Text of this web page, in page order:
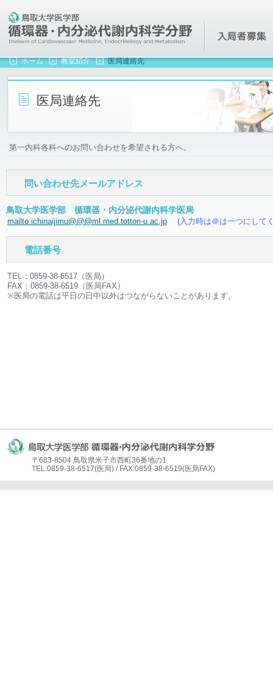
ホーム 教室紹介 医局連絡先
医局連絡先
第一内科各科へのお問い合わせを希望される方へ。
問い合わせ先メールアドレス
鳥取大学医学部 循環器・内分泌代謝内科学医局
mailto:ichinaijimu@@@ml.med.tottori-u.ac.jp (入力時は＠は一つにして
電話番号
TEL：0859-38-6517（医局）
FAX：0859-38-6519（医局FAX）
※医局の電話は平日の日中以外はつながらないことがあります。
〒683-8504 鳥取県米子市西町36番地の1
TEL:0859-38-6517(医局) / FAX:0859-38-6519(医局FAX)